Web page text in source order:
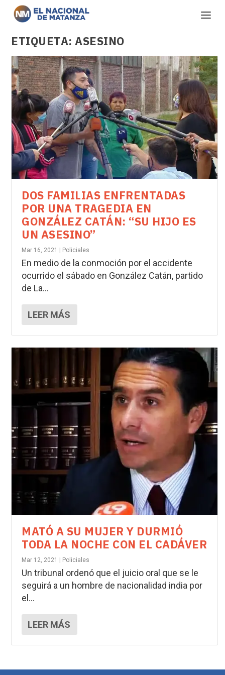
ETIQUETA:ASESINO
DOS FAMILIAS ENFRENTADAS
POR UNA TRAGEDIA EN
GONZÁLEZ CATÁN: “SU HIJO ES
UN ASESINO”
Mar 16, 2021 Policiales
En medio de la conmoción por el accidente
ocurrido el sábado en González Catán, partido
de La...
LEER MÁS
MATÓ A SU MUJER Y DURMIÓ
TODA LA NOCHE CON EL CADÁVER
Mar 12, 2021 Policiales
Un tribunal ordenó que el juicio oral que se le
seguirá a un hombre de nacionalidad india por
el...
LEER MÁS